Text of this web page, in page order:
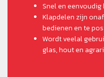
Snel en
Klapdelen zijn
bedienen en te
Wordt veelal
glas, hout en